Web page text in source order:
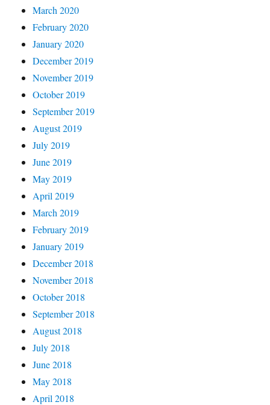
March 2020
February 2020
January 2020
December 2019
November 2019
October 2019
September 2019
August 2019
July 2019
June 2019
May 2019
April 2019
March 2019
February 2019
January 2019
December 2018
November 2018
October 2018
September 2018
August 2018
July 2018
June 2018
May 2018
April 2018